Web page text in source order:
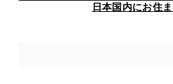
日本国内にお住